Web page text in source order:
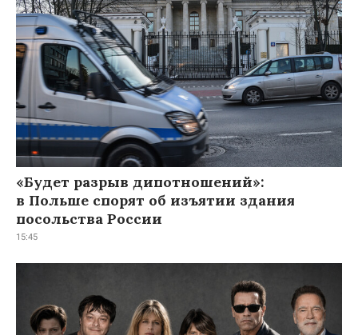
«Будет разрыв дипотношений»:
в Польше спорят об изъятии здания
посольства России
15:45